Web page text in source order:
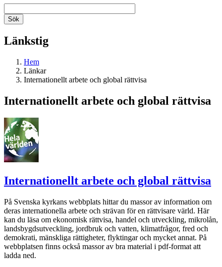
Länkstig
Hem
Länkar
Internationellt arbete och global rättvisa
Internationellt arbete och global rättvisa
Internationellt arbete och global rättvisa
På Svenska kyrkans webbplats hittar du massor av information om
deras internationella arbete och strävan för en rättvisare värld. Här
kan du läsa om ekonomisk rättvisa, handel och utveckling, mikrolån,
landsbygdsutveckling, jordbruk och vatten, klimatfrågor, fred och
demokrati, mänskliga rättigheter, flyktingar och mycket annat. På
webbplatsen finns också massor av bra material i pdf-format att
ladda ned.